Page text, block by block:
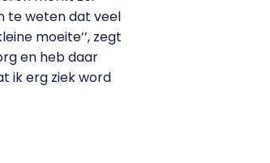
te weten dat veel
moeite’’, zegt
en heb daar
ik erg ziek word